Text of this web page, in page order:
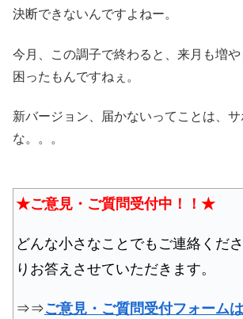
決断できないんですよねー。
今月、この調子で終わると、来月も増や
困ったもんですねぇ。
新バージョン、届かないってことは、
な。。。
★ご意見・ご質問受付中！！★
どんな小さなことでもご連絡くだ
りお答えさせていただきます。
⇒⇒ご意見・ご質問受付フォーム